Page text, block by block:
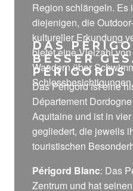
Region schlängeln. Es
diejenigen, die
kultureller Erkundung
bietet eine Vielzahl
Wandern über
DAS
BESSER
PÉRIGORDS
Das Périgord ist eine
Département
Aquitaine und ist in
gegliedert, die jeweils
touristischen
Périgord Blanc: Das
Zentrum und hat